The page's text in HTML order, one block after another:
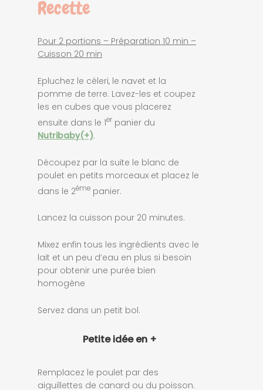
Recette
Pour 2 portions – Préparation 10 min –
Cuisson 20 min
Epluchez le céleri, le navet et la
pomme de terre. Lavez-les et coupez
les en cubes que vous placerez
ensuite dans le 1er panier du
Nutribaby(+).
Découpez par la suite le blanc de
poulet en petits morceaux et placez le
dans le 2ème panier.
Lancez la cuisson pour 20 minutes.
Mixez enfin tous les ingrédients avec le
lait et un peu d’eau en plus si besoin
pour obtenir une purée bien
homogène
Servez dans un petit bol.
Petite idée en +
Remplacez le poulet par des
aiguillettes de canard ou du poisson.